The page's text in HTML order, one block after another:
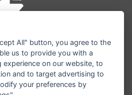
All" button, you agree to the
us to provide you with a
on our website, to
and to target advertising to
your preferences by